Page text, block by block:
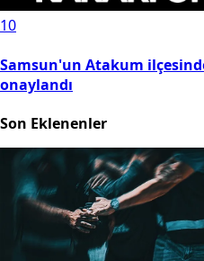
10
Samsun'un Atakum
onaylandı
Son Eklenenler